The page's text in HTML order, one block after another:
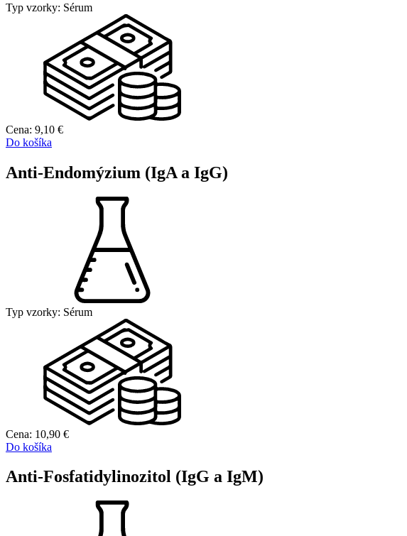
Typ vzorky: Sérum
Cena: 9,10 €
Do košíka
Anti-Endomýzium (IgA a IgG)
Typ vzorky: Sérum
Cena: 10,90 €
Do košíka
Anti-Fosfatidylinozitol (IgG a IgM)